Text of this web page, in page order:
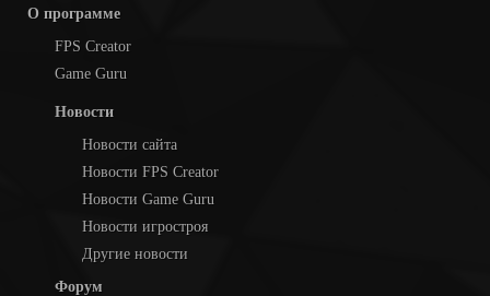
О программе
FPS Creator
Game Guru
Новости
Новости сайта
Новости FPS Creator
Новости Game Guru
Новости игростроя
Другие новости
Форум